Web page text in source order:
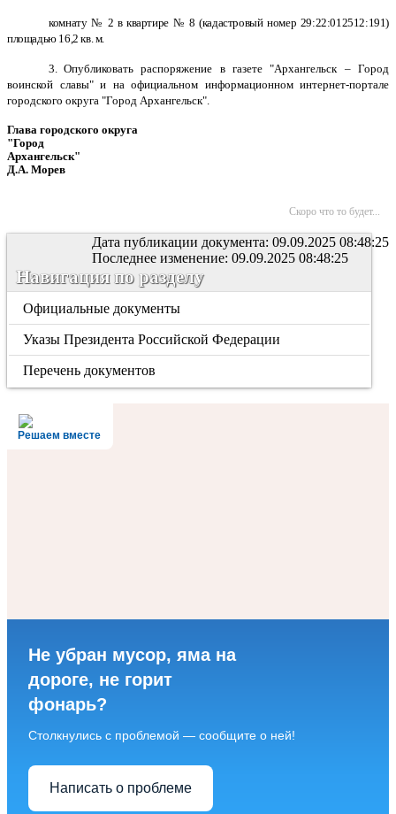
комнату № 2 в квартире № 8 (кадастровый номер 29:22:012512:191)
площадью 16,2 кв. м.
3. Опубликовать распоряжение в газете "Архангельск – Город
воинской славы" и на официальном информационном интернет-портале
городского округа "Город Архангельск".
Глава городского округа
"Город
Архангельск"
Д.А. Морев
Скоро что то будет...
Дата публикации документа: 09.09.2025 08:48:25
Последнее изменение: 09.09.2025 08:48:25
Навигация по разделу
Официальные документы
Указы Президента Российской Федерации
Перечень документов
Решаем вместе
Не убран мусор, яма на
дороге, не горит
фонарь?
Столкнулись с проблемой — сообщите о ней!
Написать о проблеме